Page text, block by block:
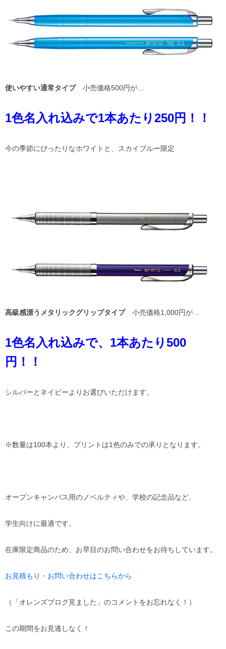
使いやすい通常タイプ小売価格500円が…
1色名入れ込みで1本あたり250円！！
今の季節にぴったりなホワイトと、スカイブルー限定
高級感漂うメタリックグリップタイプ小売価格1,000円が…
1色名入れ込みで、1本あたり500
円！！
シルバーとネイビーよりお選びいただけます。
※数量は100本より、プリントは1色のみでの承りとなります。
オープンキャンパス用のノベルティや、学校の記念品など、
学生向けに最適です。
在庫限定商品のため、お早目のお問い合わせをお待ちしています。
お見積もり・お問い合わせはこちらから
（「オレンズブログ見ました」のコメントをお忘れなく！）
この期間をお見逃しなく！